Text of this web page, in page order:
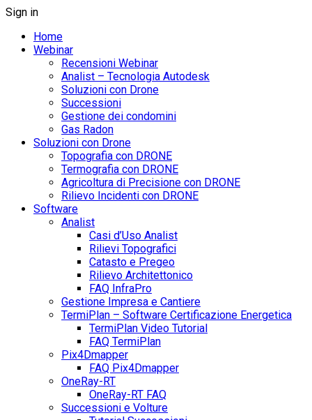
Sign in
Home
Webinar
Recensioni Webinar
Analist – Tecnologia Autodesk
Soluzioni con Drone
Successioni
Gestione dei condomini
Gas Radon
Soluzioni con Drone
Topografia con DRONE
Termografia con DRONE
Agricoltura di Precisione con DRONE
Rilievo Incidenti con DRONE
Software
Analist
Casi d’Uso Analist
Rilievi Topografici
Catasto e Pregeo
Rilievo Architettonico
FAQ InfraPro
Gestione Impresa e Cantiere
TermiPlan – Software Certificazione Energetica
TermiPlan Video Tutorial
FAQ TermiPlan
Pix4Dmapper
FAQ Pix4Dmapper
OneRay-RT
OneRay-RT FAQ
Successioni e Volture